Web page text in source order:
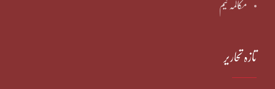
مکالمہ ٹیم
تازہ تحاریر